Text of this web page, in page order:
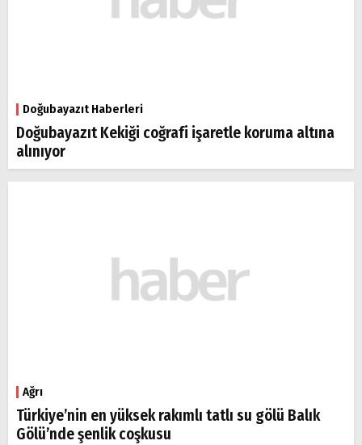
Doğubayazıt Haberleri
Doğubayazıt Kekiği coğrafi işaretle koruma altına
alınıyor
Ağrı
Türkiye’nin en yüksek rakımlı tatlı su gölü Balık
Gölü’nde şenlik coşkusu